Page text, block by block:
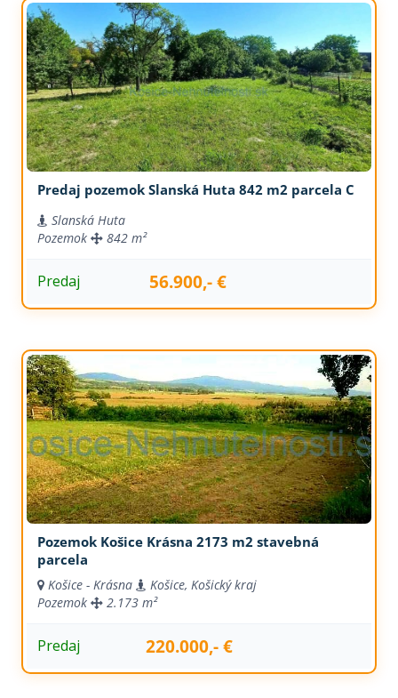
Predaj pozemok Slanská Huta 842 m2 parcela C
Slanská Huta
Pozemok
842 m²
Predaj 56.900,- €
Pozemok Košice Krásna 2173 m2 stavebná
parcela
Košice - Krásna
Košice, Košický kraj
Pozemok
2.173 m²
Predaj 220.000,- €